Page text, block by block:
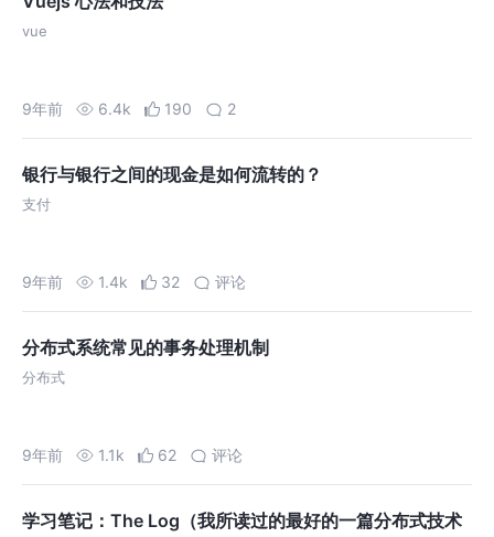
vue
9年前 6.4k 190 2
银行与银行之间的现金是如何流转的？
支付
9年前 1.4k 32 评论
分布式系统常见的事务处理机制
分布式
9年前 1.1k 62 评论
学习笔记：The Log（我所读过的最好的一篇分布式技术